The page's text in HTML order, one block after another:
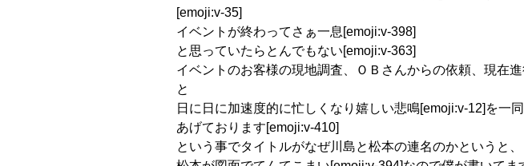
[emoji:v-35]
イベントが終わってさぁ一息[emoji:v-398]
と思っていたらとんでもない[emoji:v-363]
イベントのお客様の現地調査、ＯＢさんからの依頼、現在
と
日に日に加速度的に忙しくなり嬉しい悲鳴[emoji:v-12]を一同
あげております[emoji:v-410]
という事でタイトルがなぜ川島と松本の連名のかというと、